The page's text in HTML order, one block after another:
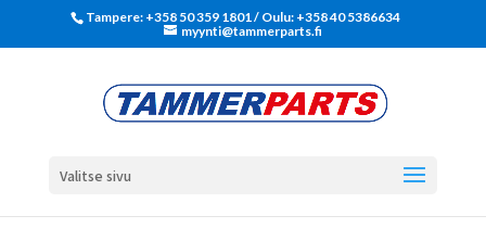
Tampere: +358 50 359 1801‬ / Oulu: +358 40 5386634
myynti@tammerparts.fi
Valitse sivu